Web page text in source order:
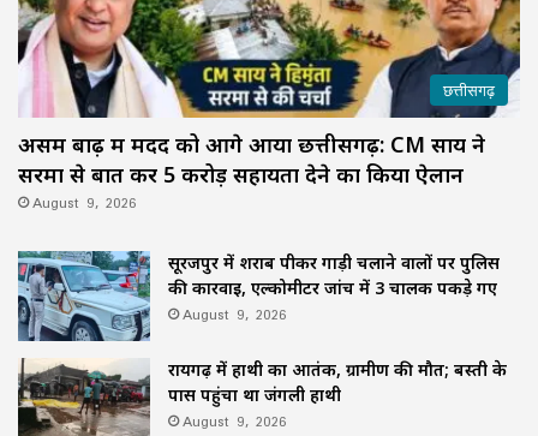
छत्तीसगढ़
असम बाढ़ में मदद को आगे आया छत्तीसगढ़: CM साय ने
सरमा से बात कर ₹5 करोड़ सहायता देने का किया ऐलान
August 9, 2026
सूरजपुर में शराब पीकर गाड़ी चलाने वालों पर पुलिस
की कार्रवाई, एल्कोमीटर जांच में 3 चालक पकड़े गए
August 9, 2026
रायगढ़ में हाथी का आतंक, ग्रामीण की मौत; बस्ती के
पास पहुंचा था जंगली हाथी
August 9, 2026